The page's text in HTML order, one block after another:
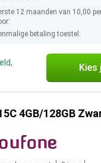
12 maanden van 10,00
betaling toestel:
Kies
4GB/128GB